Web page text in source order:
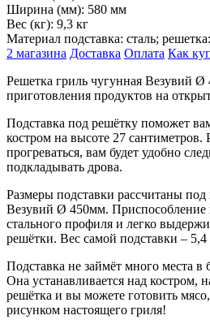
Ширина (мм): 580 мм
Вес (кг): 9,3 кг
Материал подставка: сталь;
2 магазина Доставка Оплата Как
Решетка гриль чугунная Везувий Ø
приготовления продуктов на
Подставка под решётку поможет
костром на высоте 27 сантиметров.
прогреваться, вам будет удобно
подкладывать дрова.
Размеры подставки рассчитаны
Везувий Ø 450мм. Приспособление
стального профиля и легко
решётки. Вес самой подставки –
Подставка не займёт много места в
Она устанавливается над костром,
решётка и вы можете готовить
рисунком настоящего гриля!